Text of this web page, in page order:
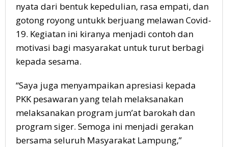
nyata dari bentuk kepedulian, rasa empati, dan
gotong royong untukk berjuang melawan Covid-
19. Kegiatan ini kiranya menjadi contoh dan
motivasi bagi masyarakat untuk turut berbagi
kepada sesama.
“Saya juga menyampaikan apresiasi kepada
PKK pesawaran yang telah melaksanakan
melaksanakan program jum’at barokah dan
program siger. Semoga ini menjadi gerakan
bersama seluruh Masyarakat Lampung,”